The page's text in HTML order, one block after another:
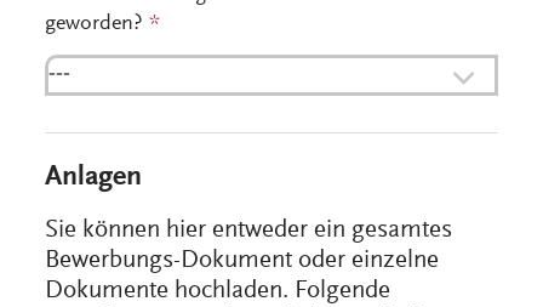
geworden?*
---
Anlagen
Sie können hier entweder ein gesamtes
Bewerbungs-Dokument oder einzelne
Dokumente hochladen. Folgende